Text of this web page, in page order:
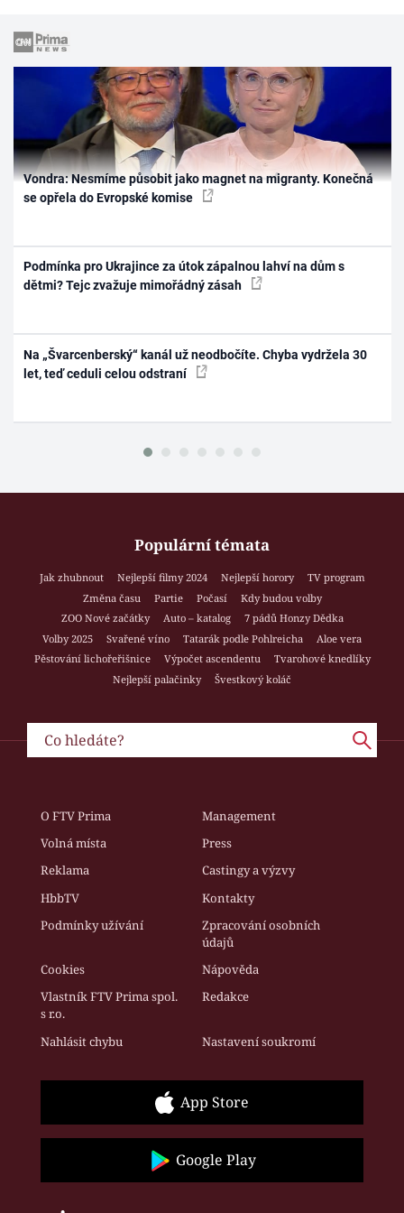
Vondra: Nesmíme působit jako magnet na migranty. Konečná
se opřela do Evropské komise
Podmínka pro Ukrajince za útok zápalnou lahví na dům s
dětmi? Tejc zvažuje mimořádný zásah
Na „Švarcenberský“ kanál už neodbočíte. Chyba vydržela 30
let, teď ceduli celou odstraní
Populární témata
Jak zhubnout Nejlepší filmy 2024 Nejlepší horory
TV program
Změna času
Partie Počasí
Kdy budou volby
ZOO Nové začátky
Auto – katalog
7 pádů Honzy Dědka
Volby 2025
Svařené víno Tatarák podle Pohlreicha
Aloe vera
Pěstování lichořeřišnice
Výpočet ascendentu
Tvarohové knedlíky
Nejlepší palačinky
Švestkový koláč
O FTV Prima
Management
Volná místa
Press
Reklama
Castingy a výzvy
HbbTV
Kontakty
Podmínky užívání
Zpracování osobních
údajů
Cookies
Nápověda
Vlastník FTV Prima spol.
s r.o.
Redakce
Nahlásit chybu Nastavení soukromí
App Store
Google Play